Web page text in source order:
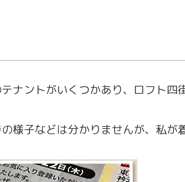
ナントがいくつかあり、ロフト
様子などは分かりませんが、私が